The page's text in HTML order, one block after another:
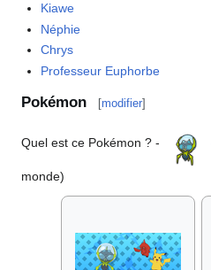
Kiawe
Néphie
Chrys
Professeur Euphorbe
Pokémon [modifier]
Quel est ce Pokémon ? -
monde)